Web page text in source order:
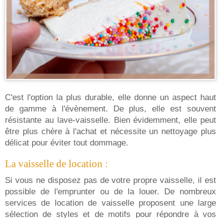
C'est l'option la plus durable, elle donne un aspect haut
de gamme à l'évènement. De plus, elle est souvent
résistante au lave-vaisselle. Bien évidemment, elle peut
être plus chère à l'achat et nécessite un nettoyage plus
délicat pour éviter tout dommage.
La vaisselle de location :
Si vous ne disposez pas de votre propre vaisselle, il est
possible de l'emprunter ou de la louer. De nombreux
services de location de vaisselle proposent une large
sélection de styles et de motifs pour répondre à vos